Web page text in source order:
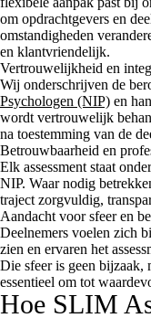
om opdrachtgevers en
omstandigheden
en klantvriendelijk.
Vertrouwelijkheid en
Wij onderschrijven de
Psychologen (NIP) en
wordt vertrouwelijk
na toestemming van de
Betrouwbaarheid en
Elk assessment staat
NIP. Waar nodig
traject zorgvuldig,
Aandacht voor sfeer en
Deelnemers voelen zich
zien en ervaren het
Die sfeer is geen bijzaak,
essentieel om tot
Hoe SLIM